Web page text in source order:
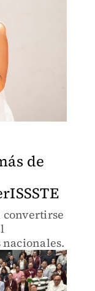
de
convertirse